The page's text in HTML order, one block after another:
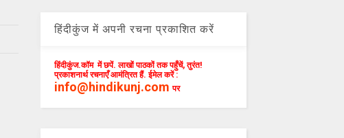
हिंदीकुंज में अपनी रचना प्रकाशित करें
हिंदीकुंज.कॉम में छपें. लाखों पाठकों तक पहुँचें, तुरंत!
प्रकाशनार्थ रचनाएँ आमंत्रित हैं. ईमेल करें :
info@hindikunj.com पर